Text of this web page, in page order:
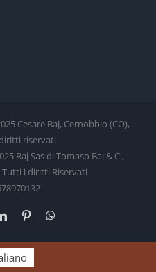
Cesare Baj, Cernobbio (CO),
riservati
Baj Sas di Tomaso Baj & C.,
i diritti Riservati
LinkedInPinterest